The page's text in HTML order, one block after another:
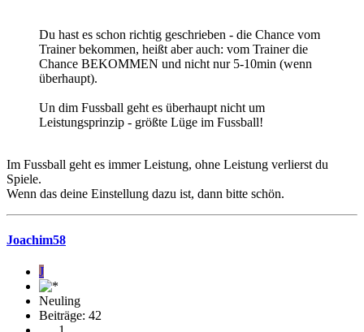
Du hast es schon richtig geschrieben - die Chance vom
Trainer bekommen, heißt aber auch: vom Trainer die
Chance BEKOMMEN und nicht nur 5-10min (wenn
überhaupt).
Un dim Fussball geht es überhaupt nicht um
Leistungsprinzip - größte Lüge im Fussball!
Im Fussball geht es immer Leistung, ohne Leistung verlierst du
Spiele.
Wenn das deine Einstellung dazu ist, dann bitte schön.
Joachim58
J
Neuling
Beiträge: 42